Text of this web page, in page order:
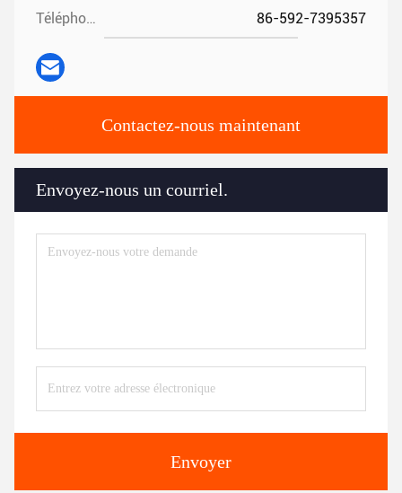
Téléphone: 86-592-7395357
Contactez-nous maintenant
Envoyez-nous un courriel.
Envoyer